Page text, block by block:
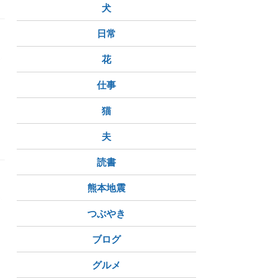
プロジェクト
犬
日常
花
仕事
猫
夫
読書
熊本地震
つぶやき
ブログ
グルメ